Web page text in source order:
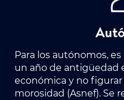
Para los autónomos,
un año de antigüedad
económica y no
morosidad (Asnef). Se